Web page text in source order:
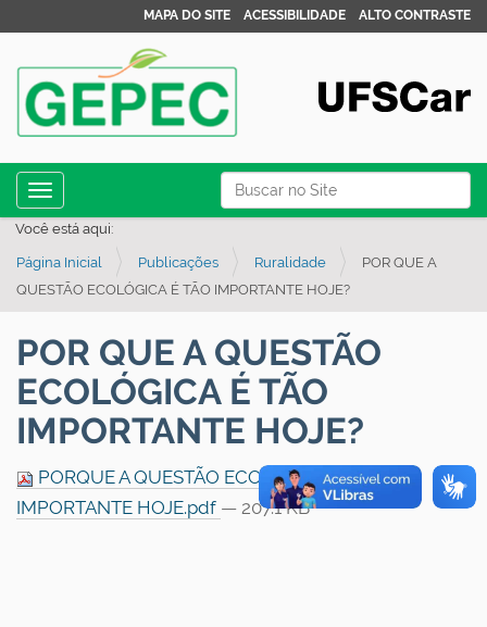
Busca
Busca Avançada…
MAPA DO SITE ACESSIBILIDADE ALTO CONTRASTE
Toggle navigation
Você está aqui:
Página Inicial Publicações Ruralidade
POR QUE A
QUESTÃO ECOLÓGICA É TÃO IMPORTANTE HOJE?
POR QUE A QUESTÃO
ECOLÓGICA É TÃO
IMPORTANTE HOJE?
PORQUE A QUESTÃO ECOLÓGICA É TÃO
IMPORTANTE HOJE.pdf — 207.1 KB